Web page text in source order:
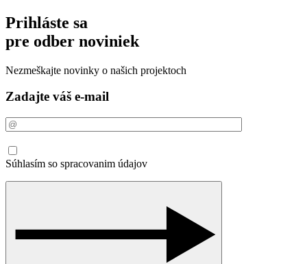
Prihláste sa
pre odber noviniek
Nezmeškajte novinky o našich projektoch
Zadajte váš e-mail
Súhlasím so spracovanim údajov